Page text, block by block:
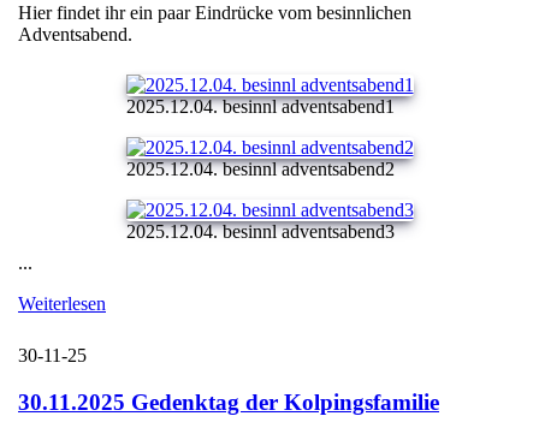
Hier findet ihr ein paar Eindrücke vom besinnlichen
Adventsabend.
2025.12.04. besinnl adventsabend1
2025.12.04. besinnl adventsabend2
2025.12.04. besinnl adventsabend3
...
Weiterlesen
30-11-25
30.11.2025 Gedenktag der Kolpingsfamilie